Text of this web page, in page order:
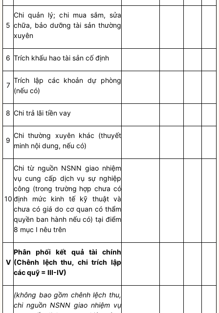
5
Chi quản lý; chi mua sắm, sửa
chữa, bảo dưỡng tài sản thường
xuyên
6 Trích khấu hao tài sản cốđịnh
7
Trích lập các khoản dự phòng
(nếu có)
8 Chi trả lãi tiền vay
9
Chi thường xuyên khác (thuyết
minh nội dung, nếu có)
10
Chi từ nguồn NSNN giao nhiệm
vụ cung cấp dịch vụ sự nghiệp
công (trong trường hợp chưa có
định mức kinh tế kỹ thuật và
chưa có giá do cơ quan có thẩm
quyền ban hành nếu có) tại điểm
8 mục I nêu trên
V
Phân phối kết quả tài chính
(Chênh lệch thu, chi trích lập
các quỹ = III-IV)
(không bao gồm chênh lệch thu,
chi nguồn NSNN giao nhiệm vụ